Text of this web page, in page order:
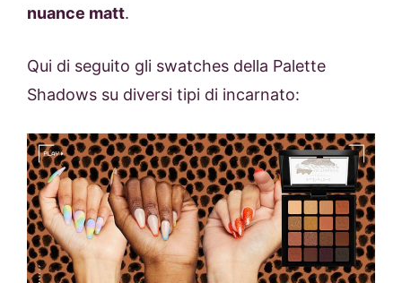
nuance matt.
Qui di seguito gli swatches della Palette
Shadows su diversi tipi di incarnato: